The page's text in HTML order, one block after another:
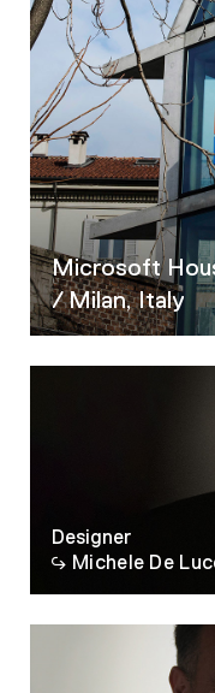
Microsoft
/ Milan, Italy
Designer
Michele De